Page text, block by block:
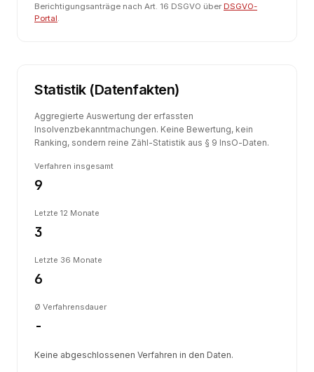
Berichtigungsanträge nach Art. 16 DSGVO über DSGVO-
Portal.
Statistik (Datenfakten)
Aggregierte Auswertung der erfassten
Insolvenzbekanntmachungen. Keine Bewertung, kein
Ranking, sondern reine Zähl-Statistik aus § 9 InsO-Daten.
Verfahren insgesamt
9
Letzte 12 Monate
3
Letzte 36 Monate
6
Ø Verfahrensdauer
-
Keine abgeschlossenen Verfahren in den Daten.